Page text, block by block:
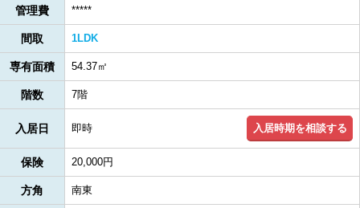
管理費 *****
間取 1LDK
専有面積 54.37㎡
階数 7階
入居日 即時 入居時期を相談する
保険 20,000円
方角 南東